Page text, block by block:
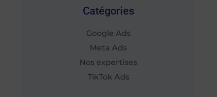
Catégories
Google Ads
Meta Ads
Nos expertises
TikTok Ads